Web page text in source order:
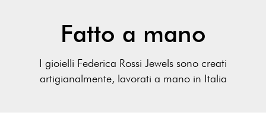
Fatto a mano
I gioielli Federica Rossi Jewels sono creati
artigianalmente, lavorati a mano in Italia